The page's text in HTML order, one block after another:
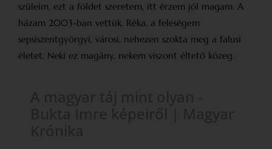
szüleim, ezt a földet szeretem, itt érzem jól magam. A
házam 2003-ban vettük. Réka, a feleségem
sepsiszentgyörgyi, városi, nehezen szokta meg a falusi
életet. Neki ez magány, nekem viszont éltető közeg.